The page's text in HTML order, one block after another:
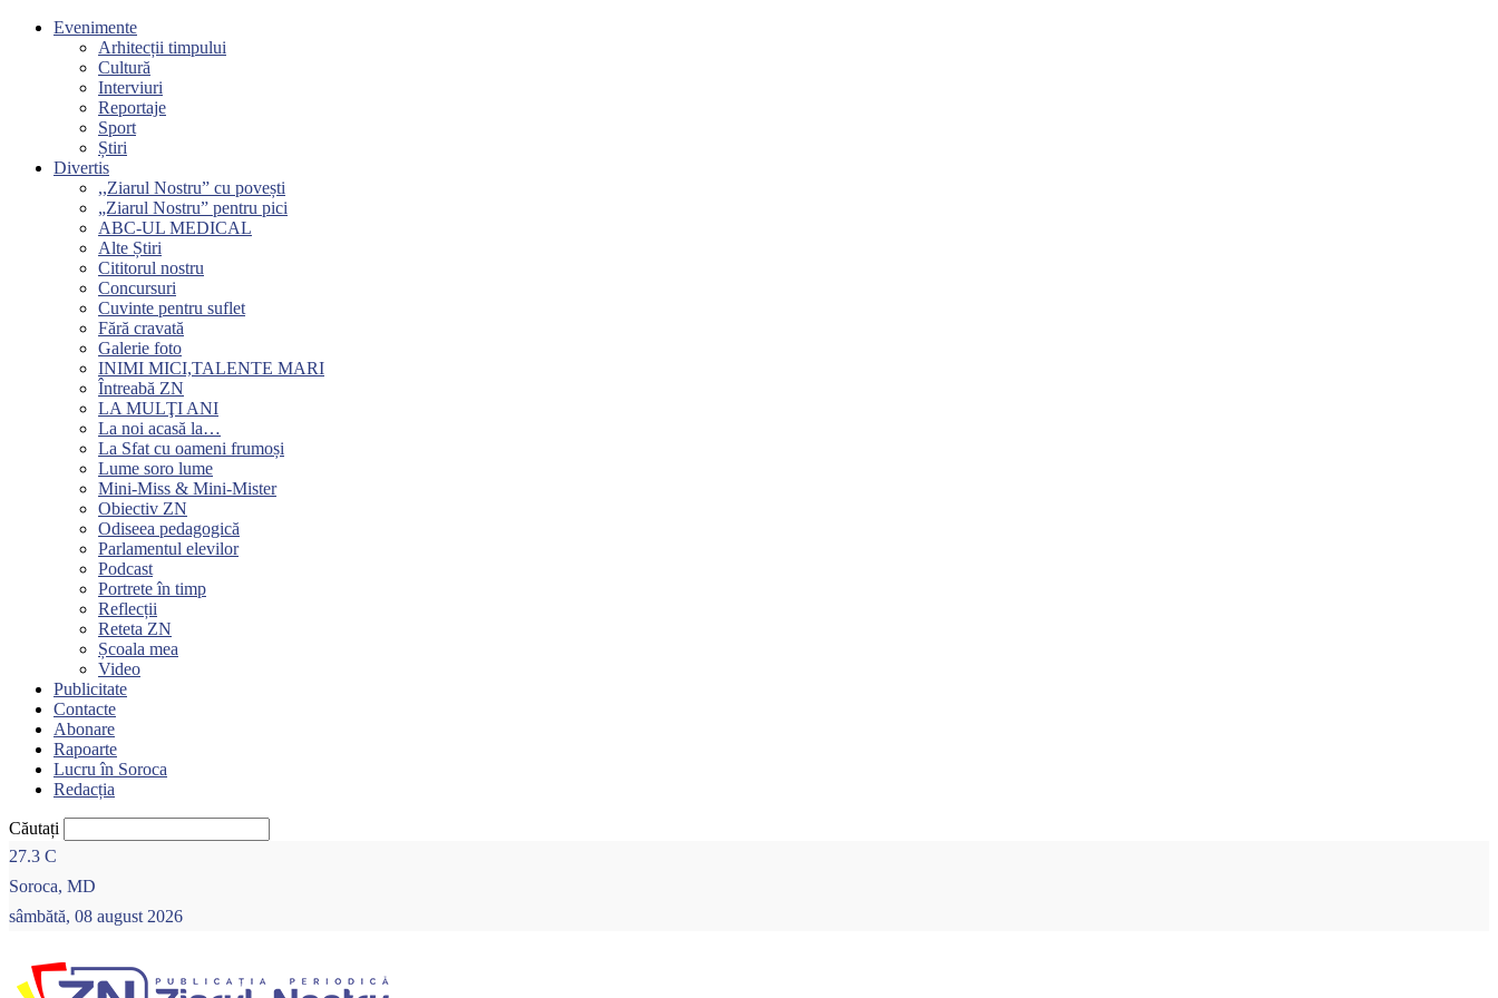
Evenimente
Arhitecții timpului
Cultură
Interviuri
Reportaje
Sport
Știri
Divertis
,,Ziarul Nostru” cu povești
„Ziarul Nostru” pentru pici
ABC-UL MEDICAL
Alte Știri
Cititorul nostru
Concursuri
Cuvinte pentru suflet
Fără cravată
Galerie foto
INIMI MICI,TALENTE MARI
Întreabă ZN
LA MULŢI ANI
La noi acasă la…
La Sfat cu oameni frumoși
Lume soro lume
Mini-Miss & Mini-Mister
Obiectiv ZN
Odiseea pedagogică
Parlamentul elevilor
Podcast
Portrete în timp
Reflecții
Reteta ZN
Școala mea
Video
Publicitate
Contacte
Abonare
Rapoarte
Lucru în Soroca
Redacția
Căutați
27.3 C
Soroca, MD
sâmbătă, 08 august 2026